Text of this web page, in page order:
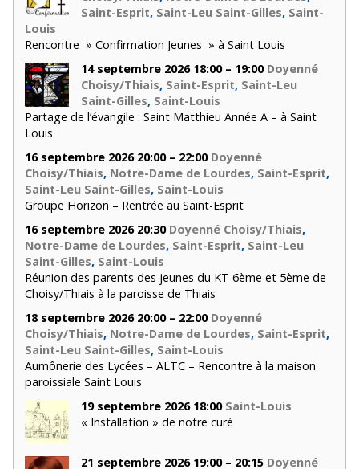
Saint-Esprit, Saint-Leu Saint-Gilles, Saint-
Louis
Rencontre » Confirmation Jeunes » à Saint Louis
14 septembre 2026 18:00 – 19:00 Doyenné
Choisy/Thiais, Saint-Esprit, Saint-Leu
Saint-Gilles, Saint-Louis
Partage de l’évangile : Saint Matthieu Année A – à Saint
Louis
16 septembre 2026 20:00 – 22:00 Doyenné
Choisy/Thiais, Notre-Dame de Lourdes, Saint-Esprit,
Saint-Leu Saint-Gilles, Saint-Louis
Groupe Horizon – Rentrée au Saint-Esprit
16 septembre 2026 20:30 Doyenné Choisy/Thiais,
Notre-Dame de Lourdes, Saint-Esprit, Saint-Leu
Saint-Gilles, Saint-Louis
Réunion des parents des jeunes du KT 6ème et 5ème de
Choisy/Thiais à la paroisse de Thiais
18 septembre 2026 20:00 – 22:00 Doyenné
Choisy/Thiais, Notre-Dame de Lourdes, Saint-Esprit,
Saint-Leu Saint-Gilles, Saint-Louis
Aumônerie des Lycées – ALTC – Rencontre à la maison
paroissiale Saint Louis
19 septembre 2026 18:00 Saint-Louis
« Installation » de notre curé
21 septembre 2026 19:00 – 20:15 Doyenné